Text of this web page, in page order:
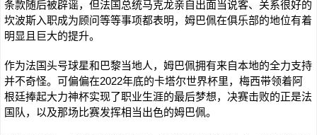
条款随后被辟谣，但法国总统马克龙亲自出面当说客、关系很好的
坎波斯入职成为顾问等等事项都表明，姆巴佩在俱乐部的地位有着
明显且巨大的提升。
作为法国头号球星和巴黎当地人，姆巴佩拥有来自本地的全力支持
并不奇怪。可偏偏在2022年底的卡塔尔世界杯里，梅西带领着阿
根廷捧起大力神杯实现了职业生涯的最后梦想，决赛击败的正是法
国队，以及那场比赛发挥相当出色的姆巴佩。